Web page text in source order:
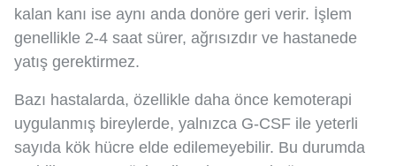
kalan kanı ise aynı anda donöre geri verir. İşlem
genellikle 2-4 saat sürer, ağrısızdır ve hastanede
yatış gerektirmez.
Bazı hastalarda, özellikle daha önce kemoterapi
uygulanmış bireylerde, yalnızca G-CSF ile yeterli
sayıda kök hücre elde edilemeyebilir. Bu durumda